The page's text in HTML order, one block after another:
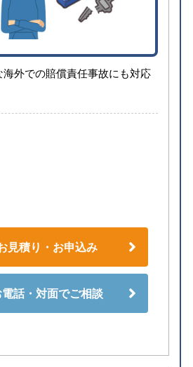
海外での賠償責任事故にも対応
見積り・お申込み
電話・対面でご相談